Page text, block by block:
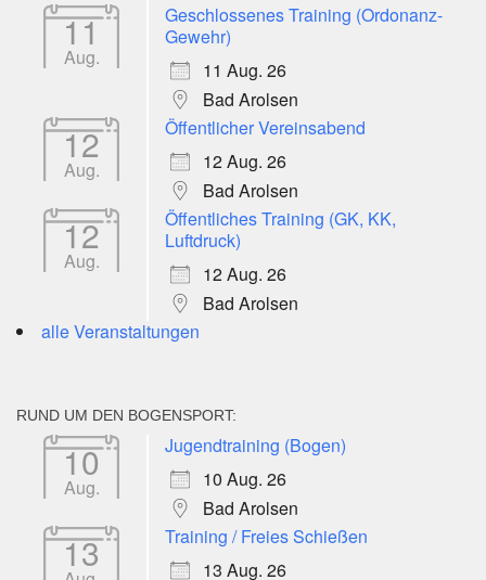
11
Aug.
Geschlossenes Training (Ordonanz-
Gewehr)
11 Aug. 26
Bad Arolsen
12
Aug.
Öffentlicher Vereinsabend
12 Aug. 26
Bad Arolsen
12
Aug.
Öffentliches Training (GK, KK,
Luftdruck)
12 Aug. 26
Bad Arolsen
alle Veranstaltungen
RUND UM DEN BOGENSPORT:
10
Aug.
Jugendtraining (Bogen)
10 Aug. 26
Bad Arolsen
13
Training / Freies Schießen
13 Aug. 26